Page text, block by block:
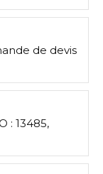
de devis
: 13485,